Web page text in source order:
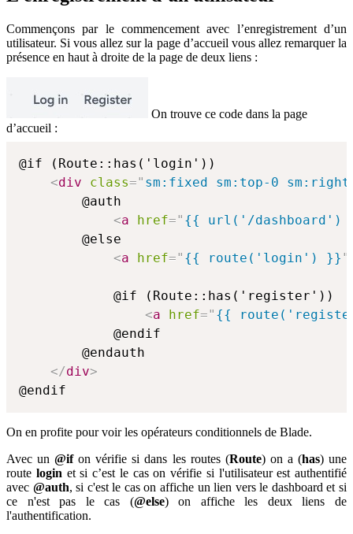
Commençons par le commencement avec l’enregistrement d’un
utilisateur. Si vous allez sur la page d’accueil vous allez remarquer la
présence en haut à droite de la page de deux liens :
On trouve ce code dans la page
d’accueil :
@if (Route::has('login'))
<div class=" sm:fixed sm:top-0
        @auth
<a href=" {{ url('/dashboard')
        @else
<a href=" {{ route('login') }} "
            @if (Route::has('register'))
<a href=" {{
            @endif
        @endauth
</div>
@endif
On en profite pour voir les opérateurs conditionnels de Blade.
Avec un@ifon vérifie si dans les routes (Route) on a (has) une
route login et si c’est le cas on vérifie si l'utilisateur est authentifié
avec @auth, si c'est le cas on affiche un lien vers le dashboard et si
ce n'est pas le cas (@else) on affiche les deux liens de
l'authentification.